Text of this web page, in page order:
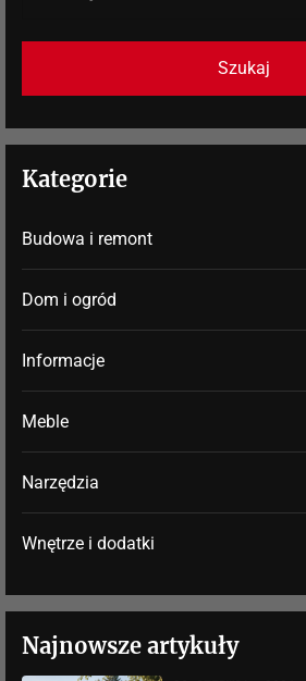
Kategorie
Budowa i remont
Dom i ogród
Informacje
Meble
Narzędzia
Wnętrze i dodatki
Najnowsze artykuły